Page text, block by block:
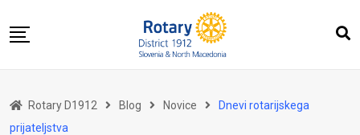
to
O nas
Rotary D1912 Blog Novice
Dnevi rotarijskega
prijateljstva